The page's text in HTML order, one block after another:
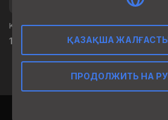
KAHLUA
1 550 ҚАЗАҚША
ПРОДОЛЖИТЬ НА